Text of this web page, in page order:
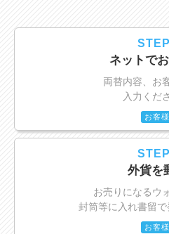
ネットで
両替内容、お
入力くだ
お客様
外貨を
お売りになるウ
封筒等に入れ書留で
お客様